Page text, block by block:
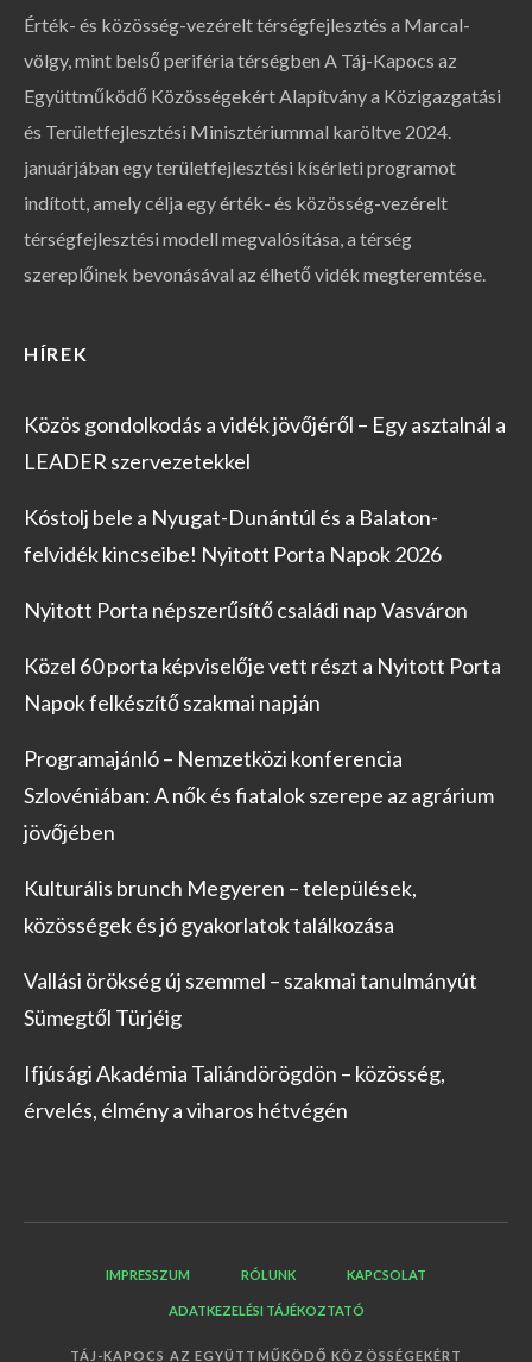
Érték- és közösség-vezérelt térségfejlesztés a Marcal-
völgy, mint belső periféria térségben A Táj-Kapocs az
Együttműködő Közösségekért Alapítvány a Közigazgatási
és Területfejlesztési Minisztériummal karöltve 2024.
januárjában egy területfejlesztési kísérleti programot
indított, amely célja egy érték- és közösség-vezérelt
térségfejlesztési modell megvalósítása, a térség
szereplőinek bevonásával az élhető vidék megteremtése.
HÍREK
Közös gondolkodás a vidék jövőjéről – Egy asztalnál a
LEADER szervezetekkel
Kóstolj bele a Nyugat-Dunántúl és a Balaton-
felvidék kincseibe! Nyitott Porta Napok 2026
Nyitott Porta népszerűsítő családi nap Vasváron
Közel 60 porta képviselője vett részt a Nyitott Porta
Napok felkészítő szakmai napján
Programajánló – Nemzetközi konferencia
Szlovéniában: A nők és fiatalok szerepe az agrárium
jövőjében
Kulturális brunch Megyeren – települések,
közösségek és jó gyakorlatok találkozása
Vallási örökség új szemmel – szakmai tanulmányút
Sümegtől Türjéig
Ifjúsági Akadémia Taliándörögdön – közösség,
érvelés, élmény a viharos hétvégén
IMPRESSZUM RÓLUNK KAPCSOLAT
ADATKEZELÉSI TÁJÉKOZTATÓ
TÁJ-KAPOCS AZ EGYÜTTMŰKÖDŐ KÖZÖSSÉGEKÉRT